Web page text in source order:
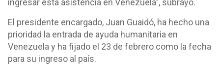
ingresar esta asistencia en Venezuela", subrayó.
El presidente encargado, Juan Guaidó, ha hecho una
prioridad la entrada de ayuda humanitaria en
Venezuela y ha fijado el 23 de febrero como la fecha
para su ingreso al país.